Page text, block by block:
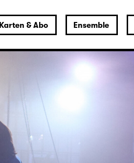
Karten & Abo Ensemble